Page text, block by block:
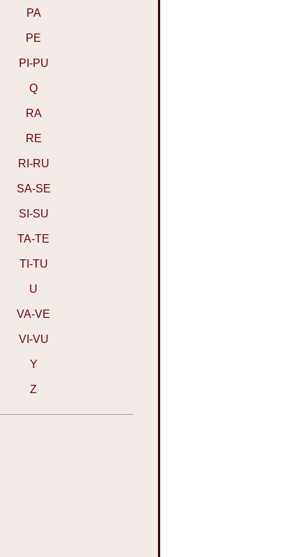
PA
PE
PI-PU
Q
RA
RE
RI-RU
SA-SE
SI-SU
TA-TE
TI-TU
U
VA-VE
VI-VU
Y
Z